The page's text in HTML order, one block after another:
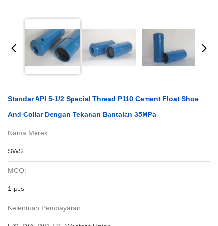
Standar API 5-1/2 Special Thread P110 Cement Float Shoe
And Collar Dengan Tekanan Bantalan 35MPa
Nama Merek:
SWS
MOQ:
1 pcs
Ketentuan Pembayaran: